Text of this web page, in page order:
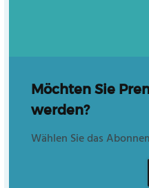
Möchten Sie
werden?
Wählen Sie das